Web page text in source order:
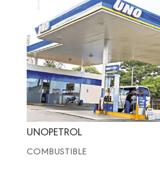
UNOPETROL
COMBUSTIBLE